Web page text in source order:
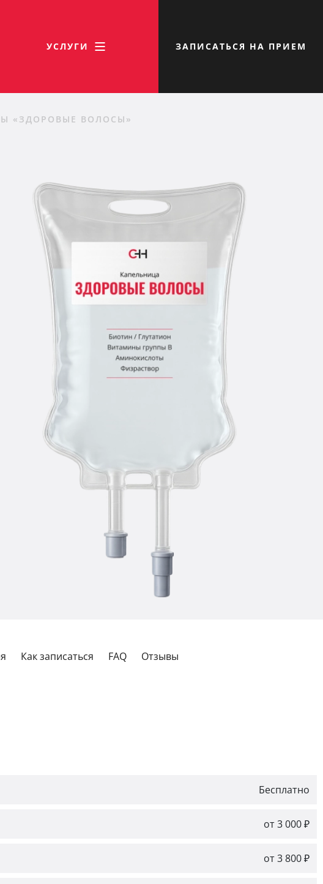
УСЛУГИ ЗАПИСАТЬСЯ НА ПРИЕМ
«ЗДОРОВЫЕ ВОЛОСЫ»
Как записаться FAQ Отзывы
Бесплатно
от 3 000 ₽
от 3 800 ₽